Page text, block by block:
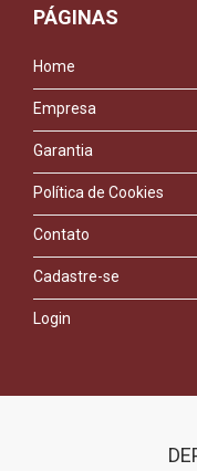
PÁGINAS
Home
Empresa
Garantia
Política de Cookies
Contato
Cadastre-se
Login